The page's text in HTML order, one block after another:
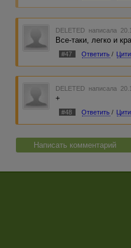
DELETED написала
Все-таки, легко и
#47 Ответить /
DELETED написала
+
#48 Ответить /
Написать комментарий